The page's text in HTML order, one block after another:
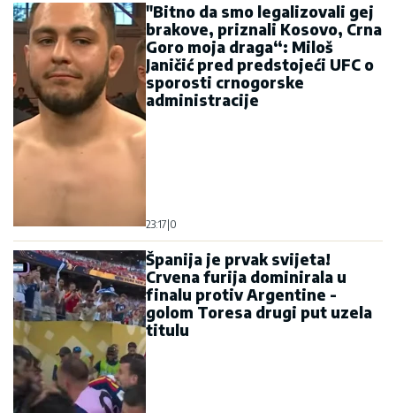
"Bitno da smo legalizovali gej
brakove, priznali Kosovo, Crna
Goro moja draga“: Miloš
Janičić pred predstojeći UFC o
sporosti crnogorske
administracije
23:17|0
Španija je prvak svijeta!
Crvena furija dominirala u
finalu protiv Argentine -
golom Toresa drugi put uzela
titulu